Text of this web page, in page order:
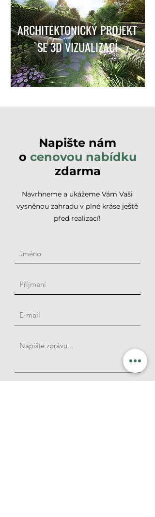
ARCHITEKTONICKÝ PROJEKT
SE 3D VIZUALIZACÍ
Napište nám
o cenovou nabídku
zdarma
Navrhneme a ukážeme Vám Vaši
vysněnou zahradu v plné kráse ještě
před realizací!